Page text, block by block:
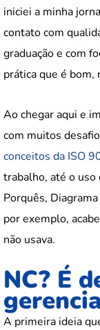
iniciei a minha
contato com
graduação e com
prática que é bom,
Ao chegar aqui e
com muitos
conceitos da ISO
trabalho, até o uso
Porquês,
por exemplo,
não usava.
NC? É
A primeira ideia